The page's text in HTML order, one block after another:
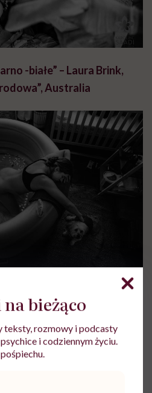
-białe” – Laura Brink,
Australia
– Jessica Miles,
Zjednoczone
bieżąco
teksty, rozmowy i podcasty
i codziennym życiu.